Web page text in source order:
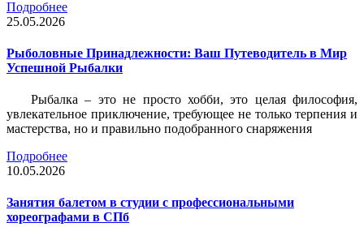
Подробнее
25.05.2026
Рыболовные Принадлежности: Ваш Путеводитель в Мир
Успешной Рыбалки
Рыбалка – это не просто хобби, это целая философия,
увлекательное приключение, требующее не только терпения и
мастерства, но и правильно подобранного снаряжения
Подробнее
10.05.2026
Занятия балетом в студии с профессиональными
хореографами в СПб